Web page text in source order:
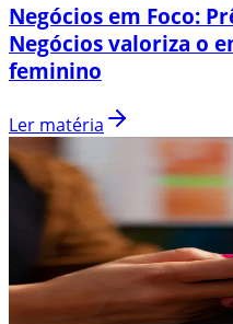
Negócios em Foco:
Negócios valoriza o
feminino
Ler matéria